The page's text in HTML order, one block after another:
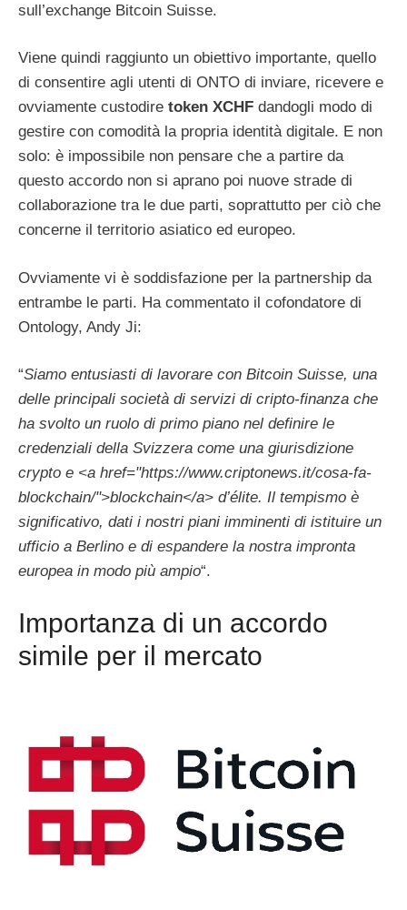
sull’exchange Bitcoin Suisse.
Viene quindi raggiunto un obiettivo importante, quello
di consentire agli utenti di ONTO di inviare, ricevere e
ovviamente custodire token XCHF dandogli modo di
gestire con comodità la propria identità digitale. E non
solo: è impossibile non pensare che a partire da
questo accordo non si aprano poi nuove strade di
collaborazione tra le due parti, soprattutto per ciò che
concerne il territorio asiatico ed europeo.
Ovviamente vi è soddisfazione per la partnership da
entrambe le parti. Ha commentato il cofondatore di
Ontology, Andy Ji:
“Siamo entusiasti di lavorare con Bitcoin Suisse, una
delle principali società di servizi di cripto-finanza che
ha svolto un ruolo di primo piano nel definire le
credenziali della Svizzera come una giurisdizione
crypto e <a href="https://www.criptonews.it/cosa-fa-
blockchain/">blockchain</a> d’élite. Il tempismo è
significativo, dati i nostri piani imminenti di istituire un
ufficio a Berlino e di espandere la nostra impronta
europea in modo più ampio“.
Importanza di un accordo
simile per il mercato